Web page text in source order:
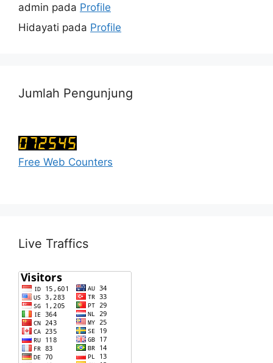
admin pada Profile
Hidayati pada Profile
Jumlah Pengunjung
Free Web Counters
Live Traffics